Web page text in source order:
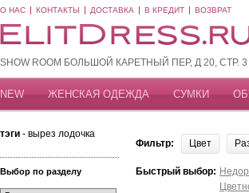
О НАС КОНТАКТЫ ДОСТАВКА В КРЕДИТ ВОЗВРАТ
SHOW ROOM БОЛЬШОЙ КАРЕТНЫЙ ПЕР, Д 20, СТР. 3
NEW ЖЕНСКАЯ ОДЕЖДА СУМКИ
тэги - вырез лодочка
Выбор по разделу
Фильтр: Цвет
Быстрый выбор: